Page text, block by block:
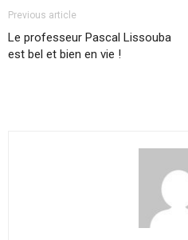
Previous article
Le professeur Pascal Lissouba
est bel et bien en vie !